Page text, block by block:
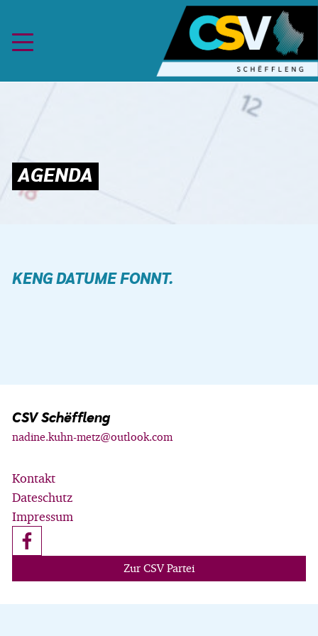
KENG DATUME FONNT.
CSV Schëffleng
nadine.kuhn-metz@outlook.com
Kontakt
Dateschutz
Impressum
Zur CSV Partei